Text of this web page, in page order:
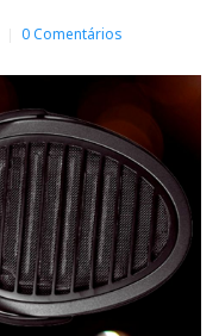
0 Comentários